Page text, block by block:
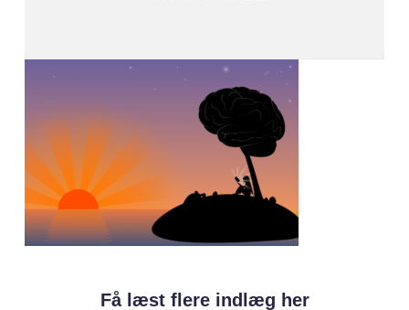
Få læst flere indlæg her